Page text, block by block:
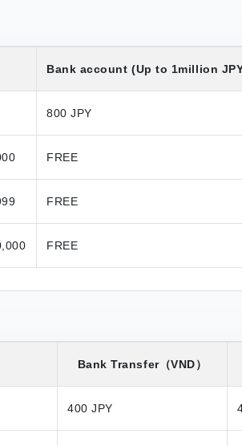
Bank account (Up to 1million
800 JPY
FREE
FREE
FREE
Bank Transfer（VND）
400 JPY